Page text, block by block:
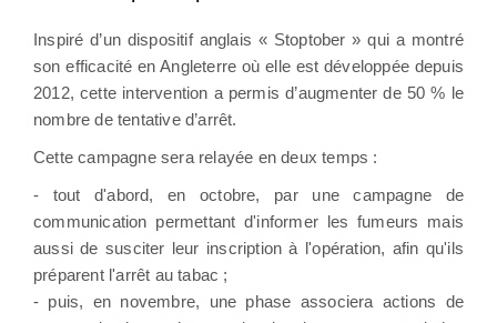
Inspiré d’un dispositif anglais « Stoptober » qui a montré
son efficacité en Angleterre où elle est développée depuis
2012, cette intervention a permis d’augmenter de 50 % le
nombre de tentative d’arrêt.
Cette campagne sera relayée en deux temps :
- tout d'abord, en octobre, par une campagne de
communication permettant d'informer les fumeurs mais
aussi de susciter leur inscription à l'opération, afin qu'ils
préparent l'arrêt au tabac ;
- puis, en novembre, une phase associera actions de